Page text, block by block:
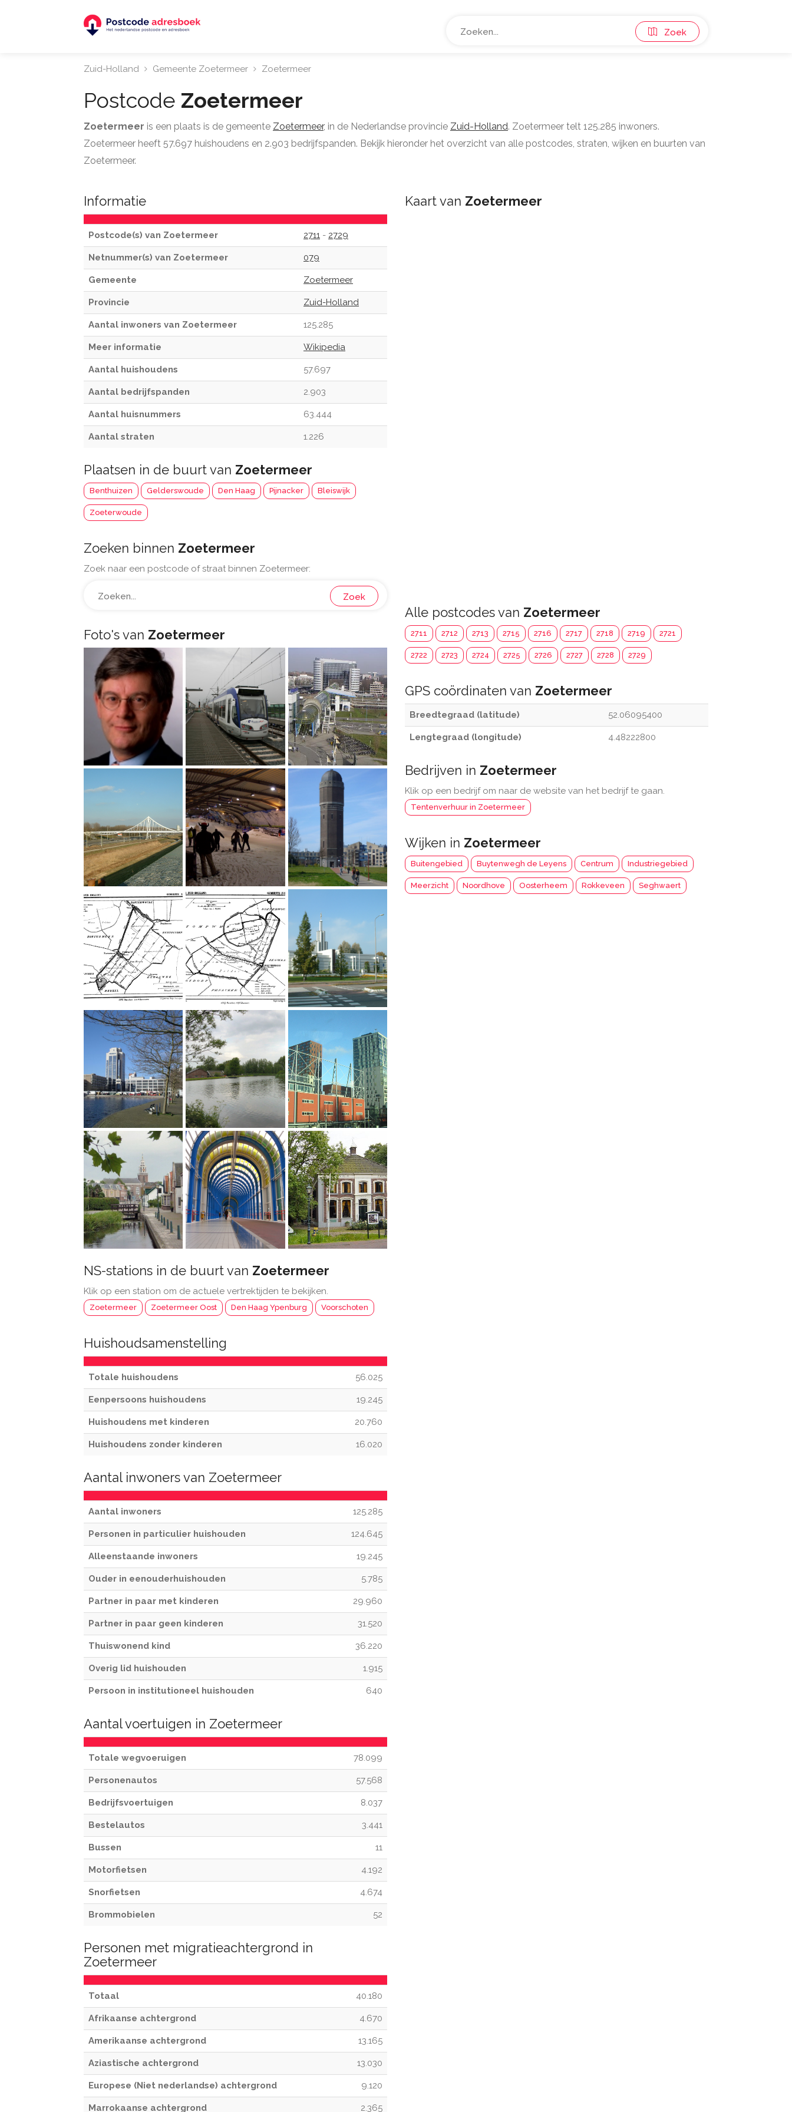
Zoek
Zuid-Holland Gemeente Zoetermeer Zoetermeer
Postcode Zoetermeer
Zoetermeer is een plaats is de gemeente Zoetermeer, in de Nederlandse provincie Zuid-Holland. Zoetermeer telt 125.285 inwoners.
Zoetermeer heeft 57.697 huishoudens en 2.903 bedrijfspanden. Bekijk hieronder het overzicht van alle postcodes, straten, wijken en buurten van
Zoetermeer.
Informatie
Postcode(s) van Zoetermeer 2711 - 2729
Netnummer(s) van Zoetermeer 079
Gemeente Zoetermeer
Provincie Zuid-Holland
Aantal inwoners van Zoetermeer 125.285
Meer informatie Wikipedia
Aantal huishoudens 57.697
Aantal bedrijfspanden 2.903
Aantal huisnummers 63.444
Aantal straten 1.226
Plaatsen in de buurt van Zoetermeer
Benthuizen Gelderswoude Den Haag Pijnacker Bleiswijk
Zoeterwoude
Zoeken binnen Zoetermeer
Zoek naar een postcode of straat binnen Zoetermeer:
Zoek
Foto's van Zoetermeer
NS-stations in de buurt van Zoetermeer
Klik op een station om de actuele vertrektijden te bekijken.
Zoetermeer Zoetermeer Oost Den Haag Ypenburg Voorschoten
Huishoudsamenstelling
Totale huishoudens 56.025
Eenpersoons huishoudens 19.245
Huishoudens met kinderen 20.760
Huishoudens zonder kinderen 16.020
Aantal inwoners van Zoetermeer
Aantal inwoners 125.285
Personen in particulier huishouden 124.645
Alleenstaande inwoners 19.245
Ouder in eenouderhuishouden 5.785
Partner in paar met kinderen 29.960
Partner in paar geen kinderen 31.520
Thuiswonend kind 36.220
Overig lid huishouden 1.915
Persoon in institutioneel huishouden 640
Aantal voertuigen in Zoetermeer
Totale wegvoeruigen 78.099
Personenautos 57.568
Bedrijfsvoertuigen 8.037
Bestelautos 3.441
Bussen 11
Motorfietsen 4.192
Snorfietsen 4.674
Brommobielen 52
Personen met migratieachtergrond in
Zoetermeer
Totaal 40.180
Afrikaanse achtergrond 4.670
Amerikaanse achtergrond 13.165
Aziastische achtergrond 13.030
Europese (Niet nederlandse) achtergrond 9.120
Marrokaanse achtergrond 2.365
Kaart van Zoetermeer
Alle postcodes van Zoetermeer
2711 2712 2713 2715 2716 2717 2718 2719 2721
2722 2723 2724 2725 2726 2727 2728 2729
GPS coördinaten van Zoetermeer
Breedtegraad (latitude) 52.06095400
Lengtegraad (longitude) 4.48222800
Bedrijven in Zoetermeer
Klik op een bedrijf om naar de website van het bedrijf te gaan.
Tentenverhuur in Zoetermeer
Wijken in Zoetermeer
Buitengebied Buytenwegh de Leyens Centrum Industriegebied
Meerzicht Noordhove Oosterheem Rokkeveen Seghwaert